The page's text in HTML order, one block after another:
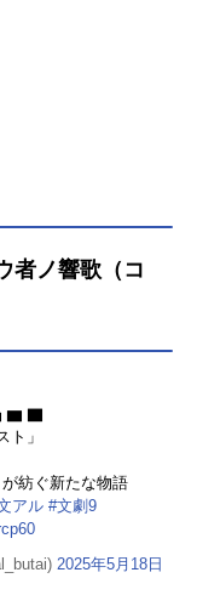
者ノ響歌（コ
▆ ▇
ト」
が紡ぐ新たな物語
アル #文劇9
2025年5月18日